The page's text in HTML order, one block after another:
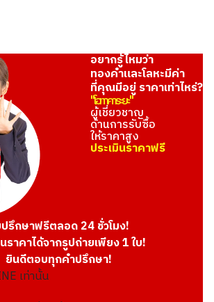
อยากรู้ไหมว่า
ทองคำและโลหะมีค่า
ที่คุณมีอยู่ ราคาเท่าไหร่?
"โอทาคาระยะ"
ผู้เชี่ยวชาญ
ด้านการรับซื้อ
ให้ราคาสูง
ประเมินราคาฟรี
รึกษาฟรีตลอด 24 ชั่วโมง!
ราคาได้จากรูปถ่ายเพียง 1 ใบ!
ยินดีตอบทุกคำปรึกษา!
เท่านั้น